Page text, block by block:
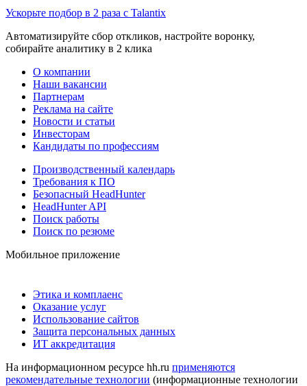
Ускорьте подбор в 2 раза с Talantix
Автоматизируйте сбор откликов, настройте воронку,
собирайте аналитику в 2 клика
О компании
Наши вакансии
Партнерам
Реклама на сайте
Новости и статьи
Инвесторам
Кандидаты по профессиям
Производственный календарь
Требования к ПО
Безопасный HeadHunter
HeadHunter API
Поиск работы
Поиск по резюме
Мобильное приложение
Этика и комплаенс
Оказание услуг
Использование сайтов
Защита персональных данных
ИТ аккредитация
На информационном ресурсе hh.ru применяются
рекомендательные технологии (информационные технологии